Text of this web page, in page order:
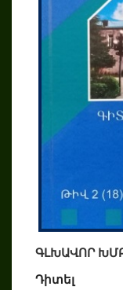
ԳԼԽԱՎՈՐ
Դիտել